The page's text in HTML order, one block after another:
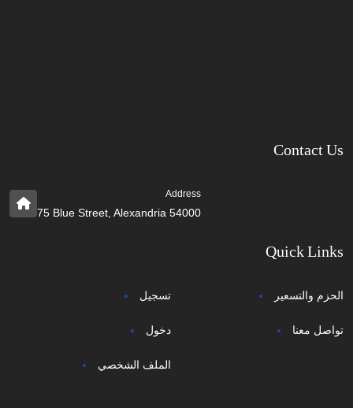
Contact Us
Address
75 Blue Street, Alexandria 54000
Quick Links
تسجيل
دخول
الملف الشخصي
الحزم والتسعير
تواصل معنا